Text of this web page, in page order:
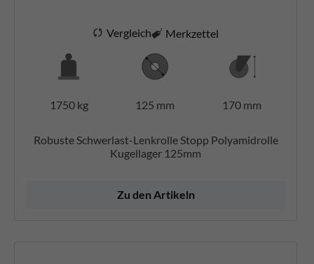
Vergleich Merkzettel
1750 kg 125 mm 170 mm
Robuste Schwerlast-Lenkrolle Stopp Polyamidrolle
Kugellager 125mm
Zu den Artikeln